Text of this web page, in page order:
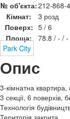
№ об'єкта:212-868-
Кімнат:
3 розд
Поверх: 5 / 6
Площа:
78.8 / - /
Park City
Опис
3-кімнатна
3 секції, 6 поверхів,
Технологія
Територія закрита